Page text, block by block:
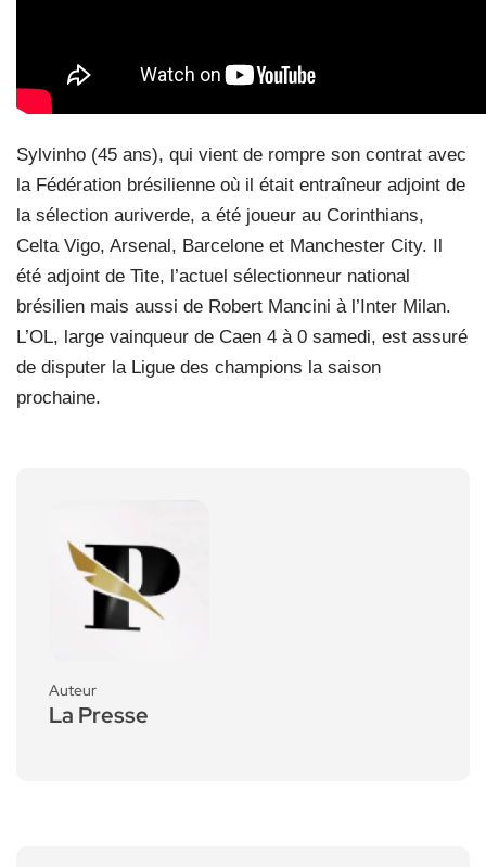
Sylvinho (45 ans), qui vient de rompre son contrat avec
la Fédération brésilienne où il était entraîneur adjoint de
la sélection auriverde, a été joueur au Corinthians,
Celta Vigo, Arsenal, Barcelone et Manchester City. Il
été adjoint de Tite, l’actuel sélectionneur national
brésilien mais aussi de Robert Mancini à l’Inter Milan.
L’OL, large vainqueur de Caen 4 à 0 samedi, est assuré
de disputer la Ligue des champions la saison
prochaine.
Auteur
La Presse